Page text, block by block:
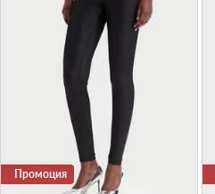
Промоция